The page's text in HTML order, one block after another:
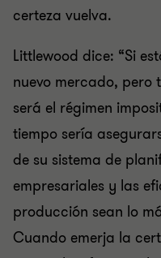
certeza vuelva.
Littlewood dice: “Si
nuevo mercado,
será el régimen
tiempo sería
de su sistema de
empresariales y las
producción sean lo
Cuando emerja la